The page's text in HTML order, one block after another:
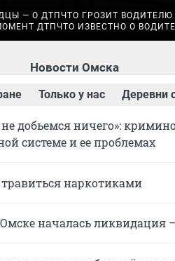
— О ДТП ЧТО ГРОЗИТ ВОДИТЕЛЮ
ДТП ЧТО ИЗВЕСТНО О
Новости Омска
Только у нас Деревни
добьемся ничего»:
системе и ее проблемах
наркотиками
началась ликвидация